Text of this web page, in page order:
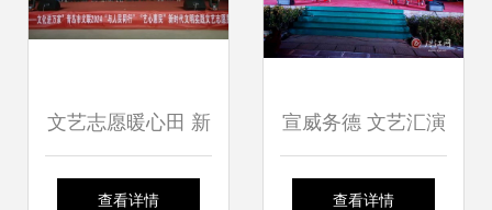
文艺志愿暖心田 新
时代文明实践走进
查看详情
宣威务德 文艺汇演
闹元宵，花灯非遗
查看详情